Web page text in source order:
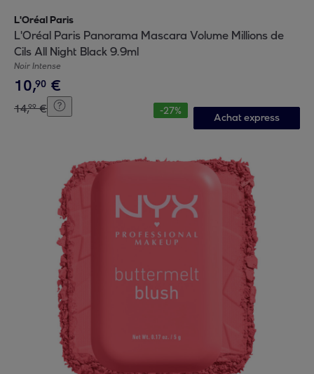
L'Oréal Paris
L'Oréal Paris Panorama Mascara Volume Millions de
Cils All Night Black 9.9ml
Noir Intense
10,90 €
14,99 € -27%
Achat express